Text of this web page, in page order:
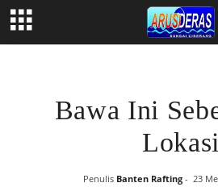
Bawa Ini
Lokasi
Penulis Banten Rafting- 23